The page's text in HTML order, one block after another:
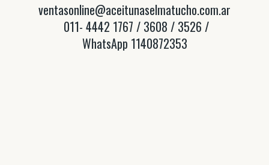
ventasonline@aceitunaselmatucho.com.ar
011- 4442 1767 / 3608 / 3526 /
WhatsApp 1140872353